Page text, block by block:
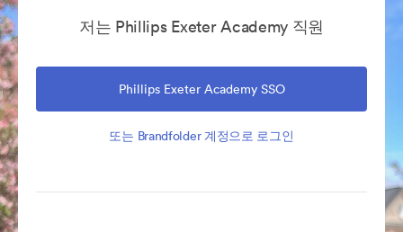
저는 Phillips Exeter Academy 직원
Phillips Exeter Academy SSO
또는 Brandfolder 계정으로 로그인